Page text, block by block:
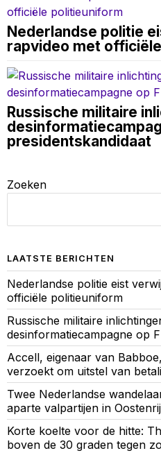
Nederlandse politie
rapvideo met
Russische militaire
presidentskandidaat
Zoeken
LAATSTE BERICHTEN
Nederlandse politie eist
officiële politieuniform
Russische militaire
desinformatiecampagne op
Accell, eigenaar van
verzoekt om uitstel van
Twee Nederlandse
aparte valpartijen in
Korte koelte voor de hitte:
boven de 30 graden tegen